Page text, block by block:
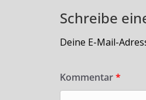
Schreibe
Deine E-Mail-
Kommentar*